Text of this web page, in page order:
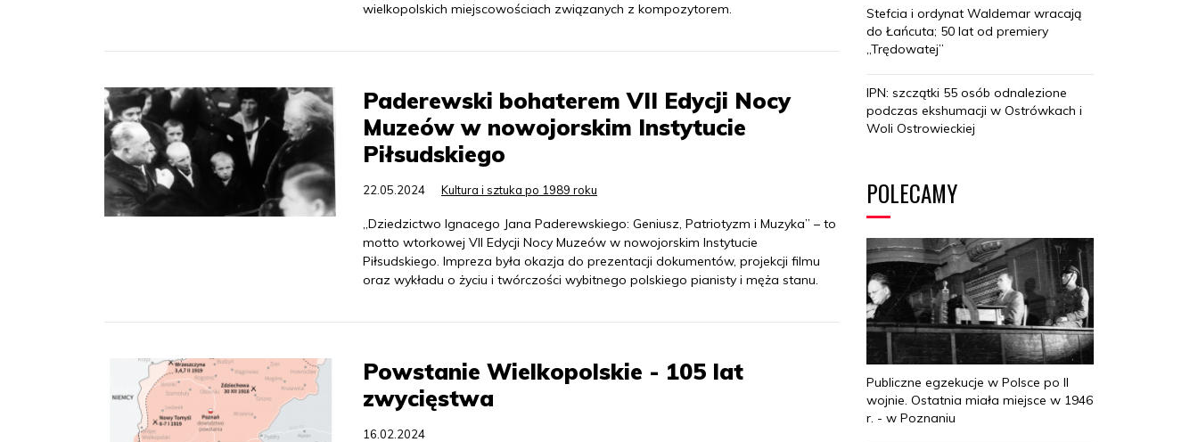
wielkopolskich miejscowościach związanych z kompozytorem.
Paderewski bohaterem VII Edycji Nocy
Muzeów w nowojorskim Instytucie
Piłsudskiego
22.05.2024 Kultura i sztuka po 1989 roku
„Dziedzictwo Ignacego Jana Paderewskiego: Geniusz, Patriotyzm i Muzyka” – to
motto wtorkowej VII Edycji Nocy Muzeów w nowojorskim Instytucie
Piłsudskiego. Impreza była okazja do prezentacji dokumentów, projekcji filmu
oraz wykładu o życiu i twórczości wybitnego polskiego pianisty i męża stanu.
Powstanie Wielkopolskie - 105 lat
zwycięstwa
16.02.2024
Stefcia i ordynat Waldemar wracają
do Łańcuta; 50 lat od premiery
„Trędowatej”
IPN: szczątki 55 osób odnalezione
podczas ekshumacji w Ostrówkach i
Woli Ostrowieckiej
POLECAMY
Publiczne egzekucje w Polsce po II
wojnie. Ostatnia miała miejsce w 1946
r. - w Poznaniu